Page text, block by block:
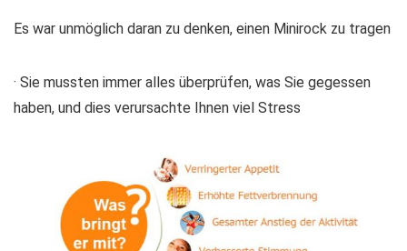
Es war unmöglich daran zu denken, einen Minirock zu tragen
· Sie mussten immer alles überprüfen, was Sie gegessen
haben, und dies verursachte Ihnen viel Stress